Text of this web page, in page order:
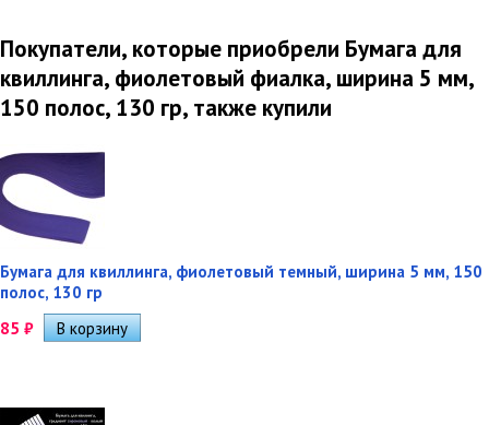
Покупатели, которые приобрели Бумага для
квиллинга, фиолетовый фиалка, ширина 5 мм,
150 полос, 130 гр, также купили
Бумага для квиллинга, фиолетовый темный, ширина 5 мм, 150
полос, 130 гр
85 ₽